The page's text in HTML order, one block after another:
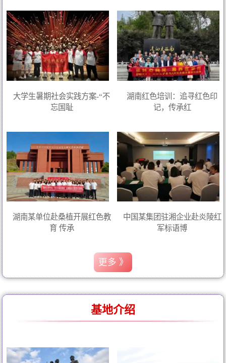
大学生暑期社会实践方案-“不
忘国耻
湖南红色培训：追寻红色印
记，传承红
湖南某单位赴桑植开展红色教
育 传承
中国某集团驻湘企业赴炎陵红
军标语博
更多 》
基地介绍